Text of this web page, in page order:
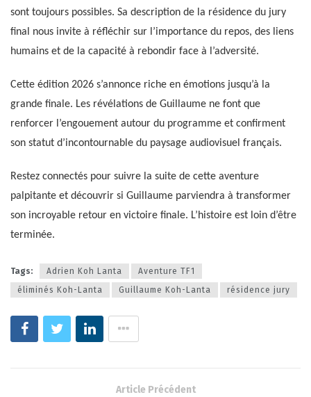
sont toujours possibles. Sa description de la résidence du jury
final nous invite à réfléchir sur l’importance du repos, des liens
humains et de la capacité à rebondir face à l’adversité.
Cette édition 2026 s’annonce riche en émotions jusqu’à la
grande finale. Les révélations de Guillaume ne font que
renforcer l’engouement autour du programme et confirment
son statut d’incontournable du paysage audiovisuel français.
Restez connectés pour suivre la suite de cette aventure
palpitante et découvrir si Guillaume parviendra à transformer
son incroyable retour en victoire finale. L’histoire est loin d’être
terminée.
Tags: Adrien Koh Lanta
Aventure TF1
éliminés Koh-Lanta
Guillaume Koh-Lanta résidence jury
Article Précédent